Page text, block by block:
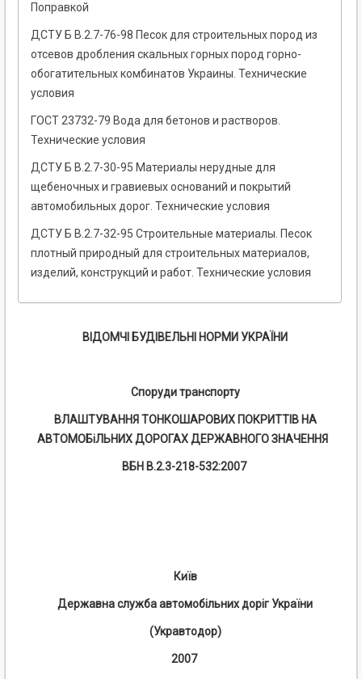
Поправкой
ДСТУ Б В.2.7-76-98 Песок для строительных пород из
отсевов дробления скальных горных пород горно-
обогатительных комбинатов Украины. Технические
условия
ГОСТ 23732-79 Вода для бетонов и растворов.
Технические условия
ДСТУ Б В.2.7-30-95 Материалы нерудные для
щебеночных и гравиевых оснований и покрытий
автомобильных дорог. Технические условия
ДСТУ Б В.2.7-32-95 Строительные материалы. Песок
плотный природный для строительных материалов,
изделий, конструкций и работ. Технические условия
ВІДОМЧІ БУДІВЕЛЬНІ НОРМИ УКРАЇНИ
Споруди транспорту
ВЛАШТУВАННЯ ТОНКОШАРОВИХ ПОКРИТТІВ НА
АВТОМОБіЛЬНИХ ДОРОГАХ ДЕРЖАВНОГО ЗНАЧЕННЯ
ВБН В.2.3-218-532:2007
Київ
Державна служба автомобільних доріг України
(Укравтодор)
2007